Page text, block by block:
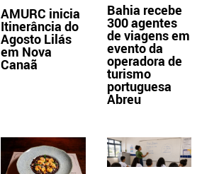
AMURC inicia
Itinerância do
Agosto Lilás
em Nova
Canaã
Bahia recebe
300 agentes
de viagens em
evento da
operadora de
turismo
portuguesa
Abreu